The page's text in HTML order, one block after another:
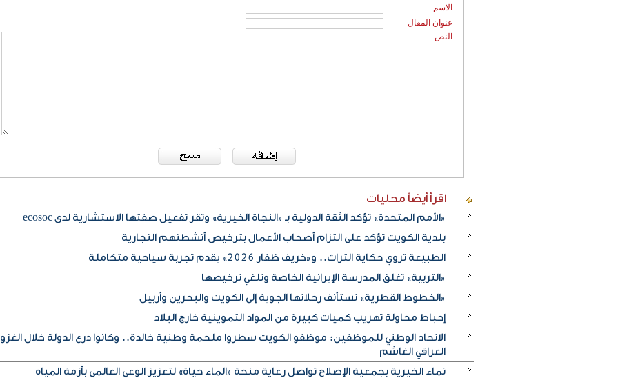
الاسم
عنوان المقال
النص
اقرأ أيضاً محليات
«الأمم المتحدة» تؤكد الثقة الدولية بـ «النجاة الخيرية» وتقر تفعيل صفتها الاستشارية لدى ecosoc
بلدية الكويت تؤكد على التزام أصحاب الأعمال بترخيص أنشطتهم التجارية
الطبيعة تروي حكاية التراث.. و«خريف ظفار 2026» يقدم تجربة سياحية متكاملة
«التربية» تغلق المدرسة الإيرانية الخاصة وتلغي ترخيصها
«الخطوط القطرية» تستأنف رحلاتها الجوية إلى الكويت والبحرين وأربيل
إحباط محاولة تهريب كميات كبيرة من المواد التموينية خارج البلاد
الاتحاد الوطني للموظفين: موظفو الكويت سطروا ملحمة وطنية خالدة.. وكانوا درع الدولة خلال الغزو
العراقي الغاشم
نماء الخيرية بجمعية الإصلاح تواصل رعاية منحة «الماء حياة» لتعزيز الوعي العالمي بأزمة المياه